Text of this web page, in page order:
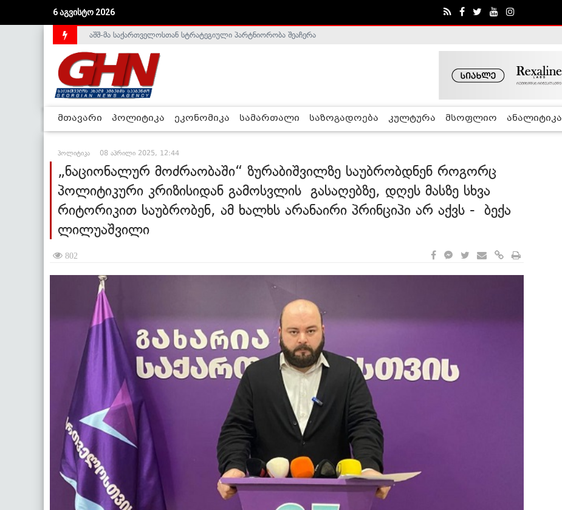
6 აგვისტო 2026
საქართველოს დე-ფაქტო მთავრობა არალეგიტიმურია - ჰელსინკის კომისია
აშშ-მა საქართველოსთან სტრატეგიული პარტნიორობა შეაჩერა
მთავარი პოლიტიკა ეკონომიკა სამართალი საზოგადოება კულტურა მსოფლიო ანალიტიკა
პოლიტიკა 08 აპრილი 2025, 12:44
„ნაციონალურ მოძრაობაში“ ზურაბიშვილზე საუბრობდნენ როგორც
პოლიტიკური კრიზისიდან გამოსვლის გასაღებზე, დღეს მასზე სხვა
რიტორიკით საუბრობენ, ამ ხალხს არანაირი პრინციპი არ აქვს - ბექა
ლილუაშვილი
802